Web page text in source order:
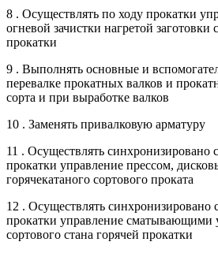
8 . Осуществлять по ходу прокатки
огневой зачистки нагретой заготовки
прокатки
9 . Выполнять основные и
перевалке прокатных валков и
сорта и при выработке валков
10 . Заменять привалковую арматуру
11 . Осуществлять синхронизировано
прокатки управление прессом,
горячекатаного сортового проката
12 . Осуществлять синхронизировано
прокатки управление сматывающими
сортового стана горячей прокатки